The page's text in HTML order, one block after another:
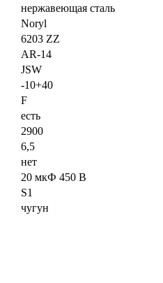
нержавеющая сталь
Noryl
6203 ZZ
AR-14
JSW
-10+40
F
есть
2900
6,5
нет
20 мкФ 450 В
S1
чугун